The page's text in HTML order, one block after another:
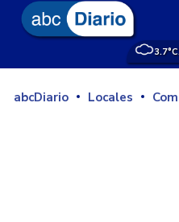
3.7°
abcDiario Locales